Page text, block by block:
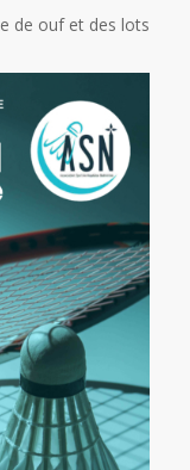
de ouf et des lots